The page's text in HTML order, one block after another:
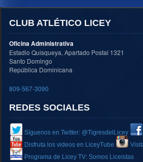
CLUB ATLÉTICO LICEY
Oficina Administrativa
Estadio Quisqueya, Apartado Postal 1321
Santo Domingo
República Dominicana
809-567-3090
REDES SOCIALES
Síguenos en Twitter: @TigresdelLicey
Disfruta los videos en LiceyTube
Programa de Licey TV: Somos Liceistas